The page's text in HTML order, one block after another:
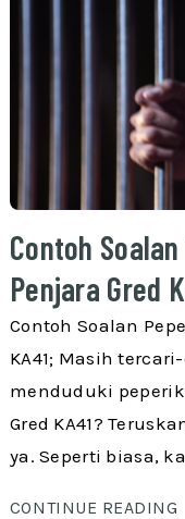
Contoh
Penjara Gred
Contoh Soalan
KA41; Masih
menduduki
Gred KA41?
ya. Seperti biasa,
CONTINUE READING